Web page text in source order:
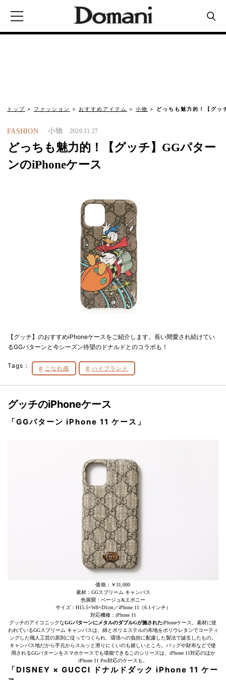
トップ ファッション おすすめアイテム 小物 どっちも魅力的！【グ
FASHION 小物 2020.11.27
どっちも魅力的！【グッチ】GGパター
ンのiPhoneケース
【グッチ】のおすすめiPhoneケースをご紹介します。長い間愛され続けてい
るGGパターンと今シーズン待望のドナルドとのコラボも！
Tags： こなれ感 ハイブランド
グッチのiPhoneケース
「GGパターン iPhone 11 ケース」
価格：￥31,000
素材：GGスプリーム キャンバス
色展開：ベージュ&エボニー
サイズ：H15.5×W8×D1cm／iPhone 11（6.1インチ）
対応機種：iPhone 11
グッチのアイコニックなGGパターンにメタルのダブルGが施されたiPhoneケース。素材に使
われているGGスプリーム キャンバスは、綿とポリエステルの布地をポリウレタンでコーティ
ングした職人工芸の原則に従ってつくられ、環境への負担に配慮した製法で誕生したもの。
キャンバス地だから手元からスルッと滑りにくいのも嬉しいところ。バッグや財布などで使
用されるGGパターンをスマホケースでも堪能できるこのシリーズは、iPhone 11対応のほか
iPhone 11 Pro対応のケースも。
「DISNEY × GUCCI ドナルドダック iPhone 11 ケー